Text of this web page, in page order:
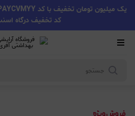
کد تخفیف درگاه